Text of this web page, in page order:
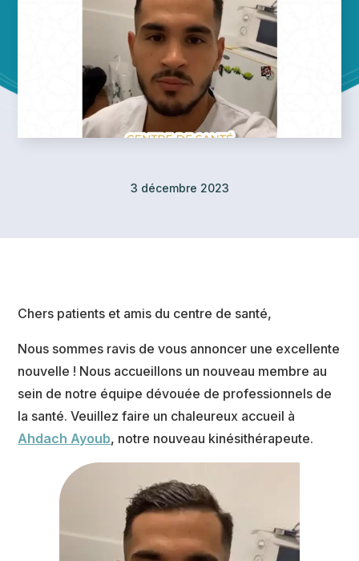
3 décembre 2023
Chers patients et amis du centre de santé,
Nous sommes ravis de vous annoncer une excellente
nouvelle ! Nous accueillons un nouveau membre au
sein de notre équipe dévouée de professionnels de
la santé. Veuillez faire un chaleureux accueil à
Ahdach Ayoub, notre nouveau kinésithérapeute.